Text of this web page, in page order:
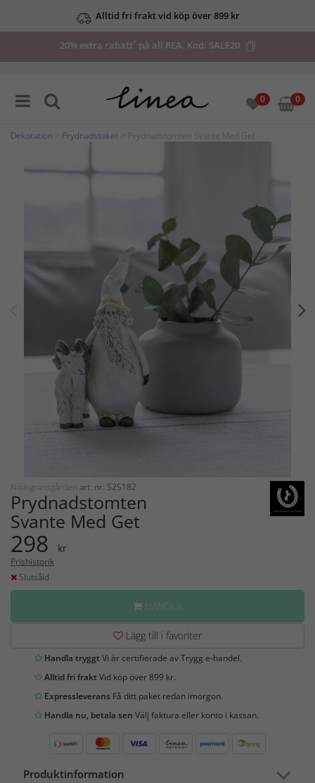
Alltid fri frakt vid köp över 899 kr
20% extra rabatt*på all REA. Kod: SALE20
0 0
Dekoration Prydnadssaker > Prydnadstomten Svante Med Get
Nääsgränsgården art. nr: 525182
Prydnadstomten
Svante Med Get
298 kr
Prishistorik
Slutsåld
HANDLA
Lägg till i favoriter
Handla tryggtVi är certifierade av Trygg e-handel.
Alltid fri fraktVid köp över 899 kr.
Expressleverans Få ditt paket redan imorgon.
Handla nu, betala sen Välj faktura eller konto i kassan.
Produktinformation